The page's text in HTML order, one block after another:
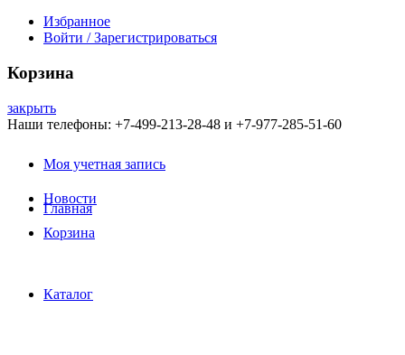
Избранное
Войти / Зарегистрироваться
Корзина
закрыть
Наши телефоны: +7-499-213-28-48 и +7-977-285-51-60
Моя учетная запись
Новости
Корзина
Главная
Каталог